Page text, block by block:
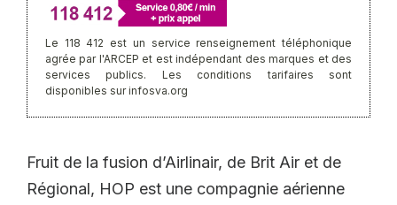
Le 118 412 est un service renseignement téléphonique
agrée par l'ARCEP et est indépendant des marques et des
services publics. Les conditions tarifaires sont
disponibles sur infosva.org
Fruit de la fusion d’Airlinair, de Brit Air et de
Régional, HOP est une compagnie aérienne